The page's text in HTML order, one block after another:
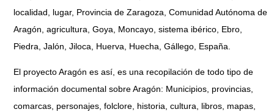
localidad, lugar, Provincia de Zaragoza, Comunidad Autónoma de
Aragón, agricultura, Goya, Moncayo, sistema ibérico, Ebro,
Piedra, Jalón, Jiloca, Huerva, Huecha, Gállego, España.
El proyecto Aragón es así, es una recopilación de todo tipo de
información documental sobre Aragón: Municipios, provincias,
comarcas, personajes, folclore, historia, cultura, libros, mapas,